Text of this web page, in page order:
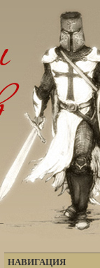
НАВИГАЦИЯ